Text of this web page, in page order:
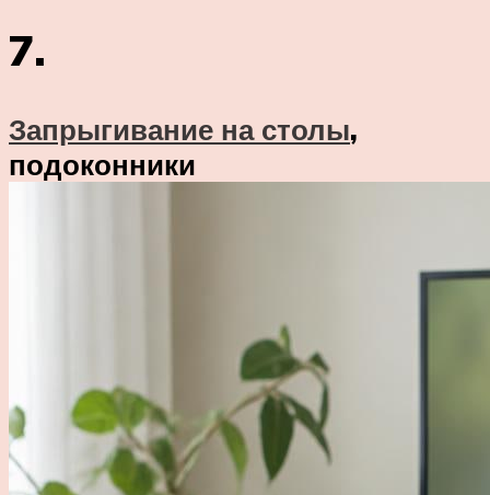
7.
Запрыгивание на столы,
подоконники